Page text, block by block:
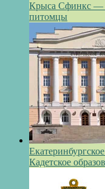
Крыса Сфинкс —
питомцы
Кадетское